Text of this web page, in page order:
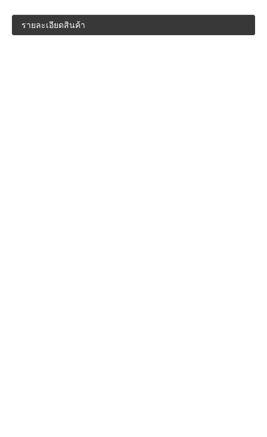
รายละเอียดสินค้า